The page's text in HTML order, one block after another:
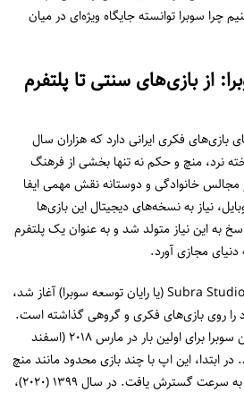
چرا سوبرا توانسته جایگاه ویژه‌ای در میان
از بازی‌های سنتی تا پلتفرم
بازی‌های فکری ایرانی دارد که هزاران سال
نرد، منچ و حکم نه تنها بخشی از فرهنگ
در مجالس خانوادگی و دوستانه نقش مهمی ایفا
نیاز به نسخه‌های دیجیتال این بازی‌ها
به این نیاز متولد شد و به عنوان یک پلتفرم
دنیای مجازی آورد.
توسعه سوبرا توسط استودیوی Subra Studio (یا رایان توسعه سوبرا) آغاز شد،
را روی بازی‌های فکری و گروهی گذاشته است.
طبق اطلاعات موجود، اپلیکیشن سوبرا برای اولین بار در مارس ۲۰۱۸ (اسفند
در ابتدا، این اپ با چند بازی محدود مانند منچ
و دومینو شروع به کار کرد، اما به سرعت گسترش یافت. در سال ۱۳۹۹ (۲۰۲۰)،